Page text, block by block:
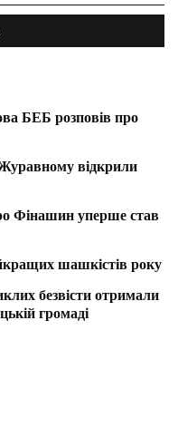
БЕБ розповів про
відкрили
Фінашин уперше став
шашкістів року
безвісти отримали
громаді